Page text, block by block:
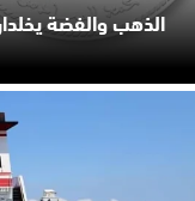
الذهب والفضة